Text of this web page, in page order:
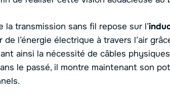
la transmission sans fil repose sur l’
l’énergie électrique à travers l’air
ainsi la nécessité de câbles
le passé, il montre maintenant son